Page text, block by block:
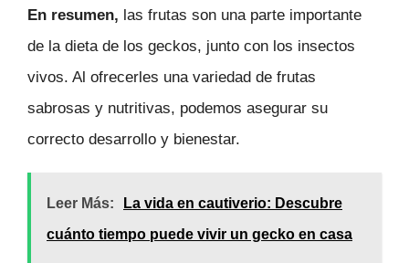
En resumen, las frutas son una parte importante
de la dieta de los geckos, junto con los insectos
vivos. Al ofrecerles una variedad de frutas
sabrosas y nutritivas, podemos asegurar su
correcto desarrollo y bienestar.
Leer Más:
La vida en cautiverio: Descubre
cuánto tiempo puede vivir un gecko en casa